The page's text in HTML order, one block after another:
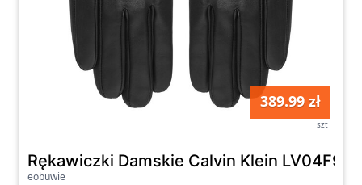
389.99 zł
szt
Rękawiczki Damskie Calvin Klein
eobuwie